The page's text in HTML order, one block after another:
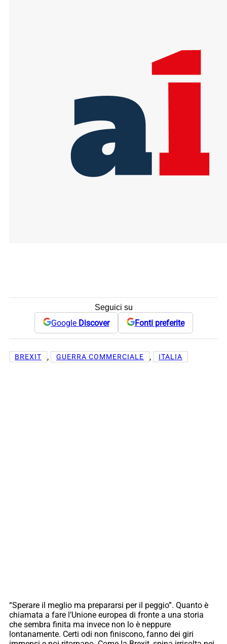
Seguici su
Google Discover Fonti preferite
BREXIT , GUERRA COMMERCIALE , ITALIA
“Sperare il meglio ma prepararsi per il peggio”. Quanto è
chiamata a fare l’Unione europea di fronte a una storia
che sembra finita ma invece non lo è neppure
lontanamente. Certi odi non finiscono, fanno dei giri